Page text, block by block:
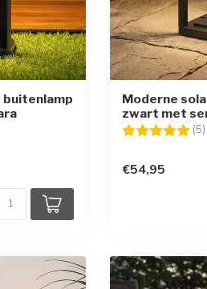
buitenlamp
Moderne
zwart met
Beoordeling: (5)
€54,95